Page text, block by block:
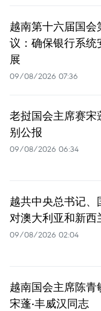
越南第十六届国会
议：确保银行系
展
09/08/2026 07:36
老挝国会主席赛宋
别公报
09/08/2026 06:34
越共中央总书记
对澳大利亚和新西
09/08/2026 02:04
越南国会主席陈
宋蓬·丰威汉同志